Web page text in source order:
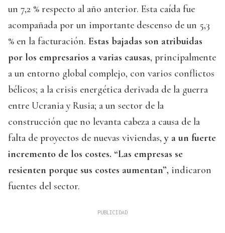
un 7,2 % respecto al año anterior. Esta caída fue
acompañada por un importante descenso de un 5,3
% en la facturación. Estas bajadas son atribuidas
por los empresarios a varias causas, principalmente
a un entorno global complejo, con varios conflictos
bélicos; a la crisis energética derivada de la guerra
entre Ucrania y Rusia; a un sector de la
construcción que no levanta cabeza a causa de la
falta de proyectos de nuevas viviendas, y a un fuerte
incremento de los costes. “Las empresas se
resienten porque sus costes aumentan”, indicaron
fuentes del sector.